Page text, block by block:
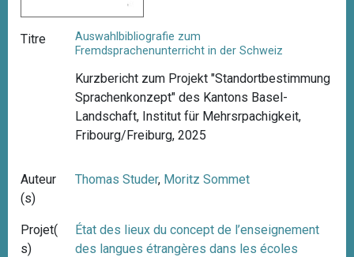
Titre
Auswahlbibliografie zum
Fremdsprachenunterricht in der Schweiz
Kurzbericht zum Projekt "Standortbestimmung
Sprachenkonzept" des Kantons Basel-
Landschaft, Institut für Mehrsrpachigkeit,
Fribourg/Freiburg, 2025
Auteur
(s)
Thomas Studer, Moritz Sommet
Projet(
s)
État des lieux du concept de l’enseignement
des langues étrangères dans les écoles